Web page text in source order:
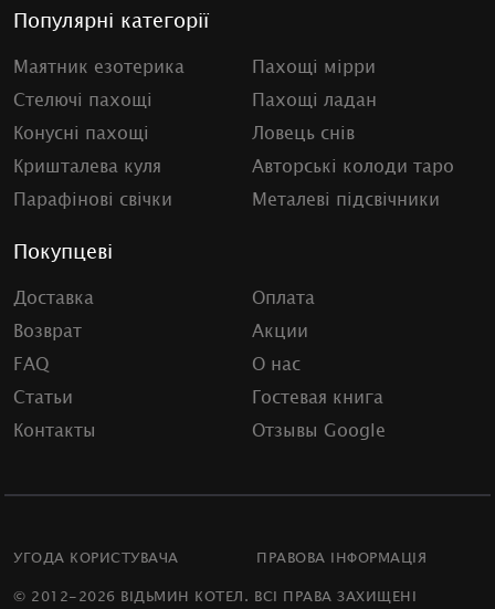
Популярні категорії
Маятник езотерика
Пахощі мірри
Стелючі пахощі
Пахощі ладан
Конусні пахощі
Ловець снів
Кришталева куля
Авторські колоди таро
Парафінові свічки
Металеві підсвічники
Покупцеві
Доставка
Оплата
Возврат
Акции
FAQ
О нас
Статьи
Гостевая книга
Контакты
Отзывы Google
УГОДА КОРИСТУВАЧА ПРАВОВА ІНФОРМАЦІЯ
© 2012-2026 ВІДЬМИН КОТЕЛ. ВСІ ПРАВА ЗАХИЩЕНІ